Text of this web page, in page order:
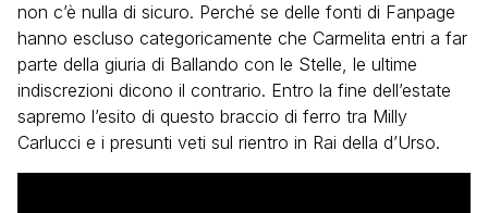
non c’è nulla di sicuro. Perché se delle fonti di Fanpage
hanno escluso categoricamente che Carmelita entri a far
parte della giuria di Ballando con le Stelle, le ultime
indiscrezioni dicono il contrario. Entro la fine dell’estate
sapremo l’esito di questo braccio di ferro tra Milly
Carlucci e i presunti veti sul rientro in Rai della d’Urso.